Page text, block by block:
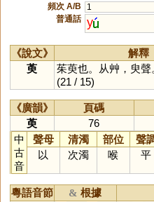
頻次 A/B
1
普通話 y
《說文》 解釋
萸
茱萸也。从艸，臾聲
(21 / 15)
《廣韻》 頁碼
萸
76
中
古
音
聲母 清濁 部位 聲
以
次濁 喉 平
粵語音節 & 根據